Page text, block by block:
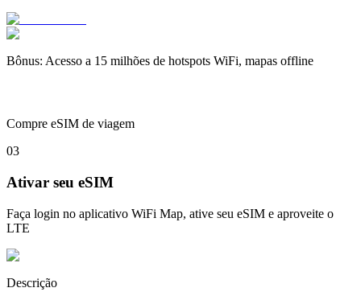
Bônus: Acesso a 15 milhões de hotspots WiFi, mapas offline
Compre eSIM de viagem
03
Ativar seu eSIM
Faça login no aplicativo WiFi Map, ative seu eSIM e aproveite o
LTE
Descrição